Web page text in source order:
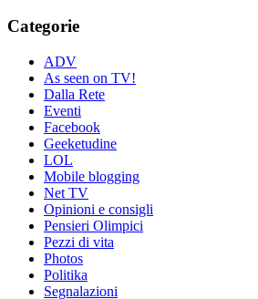
Categorie
ADV
As seen on TV!
Dalla Rete
Eventi
Facebook
Geeketudine
LOL
Mobile blogging
Net TV
Opinioni e consigli
Pensieri Olimpici
Pezzi di vita
Photos
Politika
Segnalazioni